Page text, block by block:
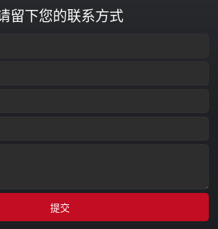
留下您的联系方式